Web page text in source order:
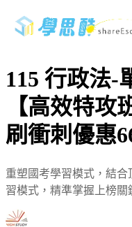
115 行政法-
【高效特攻
刷衝刺優惠
重塑國考學習模式，結
習模式，精準掌握上榜關